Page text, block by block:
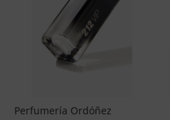
Perfumería Ordóñez